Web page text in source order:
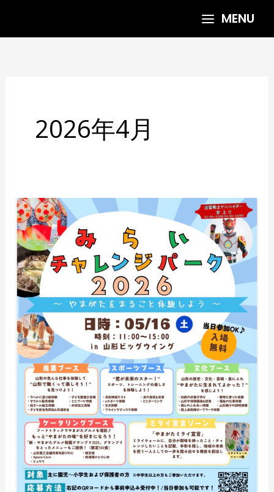
MENU
2026年4月
5/16
山
形
ビ
ッ
ク
ウ
イ
ン
グ
ン